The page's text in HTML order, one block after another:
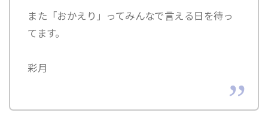
また「おかえり」ってみんなで言える日を待っ
てます。
彩月